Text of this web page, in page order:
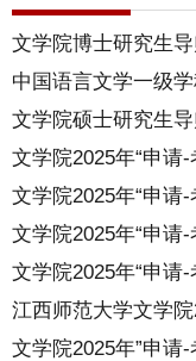
文学院博士研究生
中国语言文学一级
文学院硕士研究生
文学院2025年“申请
文学院2025年“申请
文学院2025年“申请
文学院2025年“申请
江西师范大学文学
文学院2025年”申请